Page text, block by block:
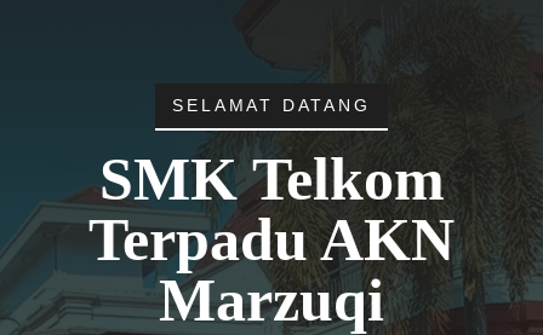
SELAMAT DATANG
SMK Telkom
Terpadu AKN
Marzuqi